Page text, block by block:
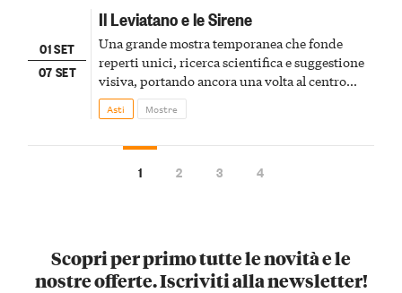
01 SET
07 SET
Il Leviatano e le Sirene
Una grande mostra temporanea che fonde
reperti unici, ricerca scientifica e suggestione
visiva, portando ancora una volta al centro
della scena le meraviglie del passato astigiano
Asti Mostre
1 2 3 4
Scopri per primo tutte le novità e le
nostre offerte. Iscriviti alla newsletter!